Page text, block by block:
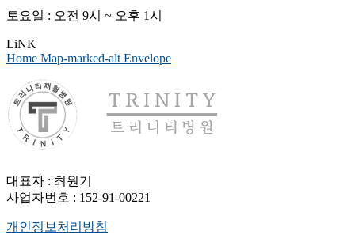
토요일 : 오전 9시 ~ 오후 1시
LiNK
Home Map-marked-alt Envelope
대표자 : 최원기
사업자번호 : 152-91-00221
개인정보처리방침